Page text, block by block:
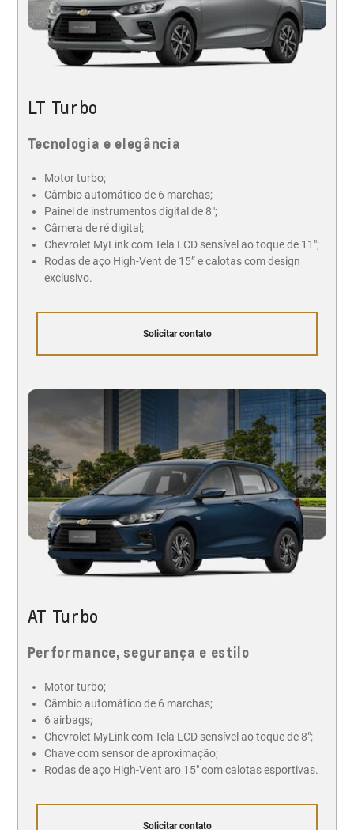
LT Turbo
Tecnologia e elegância
Motor turbo;
Câmbio automático de 6 marchas;
Painel de instrumentos digital de 8";
Câmera de ré digital;
Chevrolet MyLink com Tela LCD sensível ao toque de 11";
Rodas de aço High-Vent de 15” e calotas com design
exclusivo.
Solicitar contato
AT Turbo
Performance, segurança e estilo
Motor turbo;
Câmbio automático de 6 marchas;
6 airbags;
Chevrolet MyLink com Tela LCD sensível ao toque de 8";
Chave com sensor de aproximação;
Rodas de aço High-Vent aro 15" com calotas esportivas.
Solicitar contato